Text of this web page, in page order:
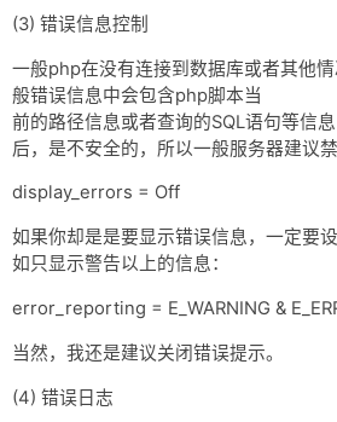
(3) 错误信息控制
一般php在没有连接到数据库或者其他
般错误信息中会包含php脚本当
前的路径信息或者查询的SQL语句等信
后，是不安全的，所以一般服务器建议禁
display_errors = Off
如果你却是是要显示错误信息，一定要
如只显示警告以上的信息：
error_reporting = E_WARNING &
当然，我还是建议关闭错误提示。
(4) 错误日志